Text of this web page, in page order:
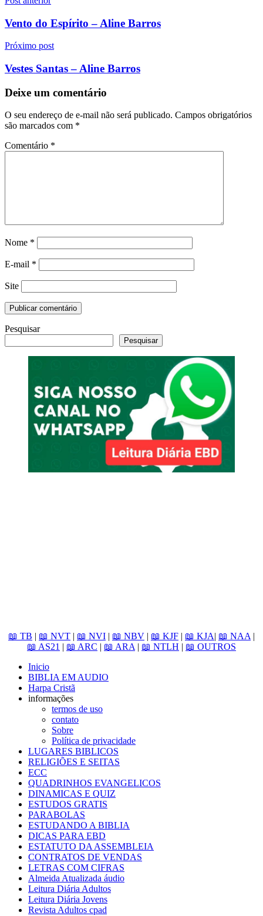
de
Vento do Espírito – Aline Barros
Próximo post
Vestes Santas – Aline Barros
Deixe um comentário
O seu endereço de e-mail não será publicado. Campos obrigatórios
são marcados com *
Comentário *
Nome *
E-mail *
Site
Pesquisar
Pesquisar
📖 TB | 📖 NVT | 📖 NVI | 📖 NBV | 📖 KJF | 📖 KJA| 📖 NAA |
📖 AS21 | 📖 ARC | 📖 ARA | 📖 NTLH | 📖 OUTROS
Inicio
BIBLIA EM AUDIO
Harpa Cristã
informações
termos de uso
contato
Sobre
Política de privacidade
LUGARES BIBLICOS
RELIGIÕES E SEITAS
ECC
QUADRINHOS EVANGELICOS
DINAMICAS E QUIZ
ESTUDOS GRATIS
PARABOLAS
ESTUDANDO A BIBLIA
DICAS PARA EBD
ESTATUTO DA ASSEMBLEIA
CONTRATOS DE VENDAS
LETRAS COM CIFRAS
Almeida Atualizada áudio
Leitura Diária Adultos
Leitura Diária Jovens
Revista Adultos cpad